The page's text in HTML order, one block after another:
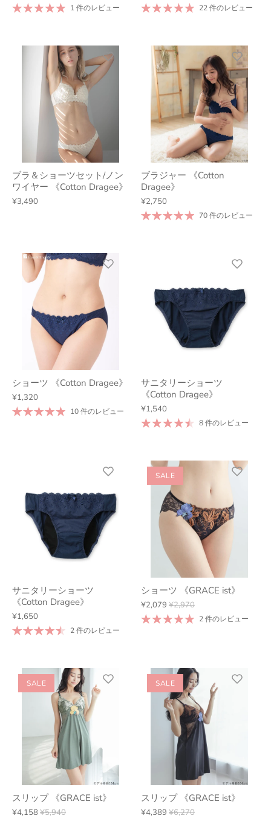
1 件のレビュー 22 件のレビュー
ブラ＆ショーツセット/ノン
ワイヤー 《Cotton Dragee》
¥3,490
ブラジャー 《Cotton
Dragee》
¥2,750
70 件のレビュー
ショーツ 《Cotton Dragee》
¥1,320
10 件のレビュー
サニタリーショーツ
《Cotton Dragee》
¥1,540
8 件のレビュー
サニタリーショーツ
《Cotton Dragee》
¥1,650
2 件のレビュー
SALE
ショーツ 《GRACE ist》
¥2,079 ¥2,970
2 件のレビュー
SALE
スリップ 《GRACE ist》
¥4,158¥5,940
SALE
スリップ 《GRACE ist》
¥4,389 ¥6,270